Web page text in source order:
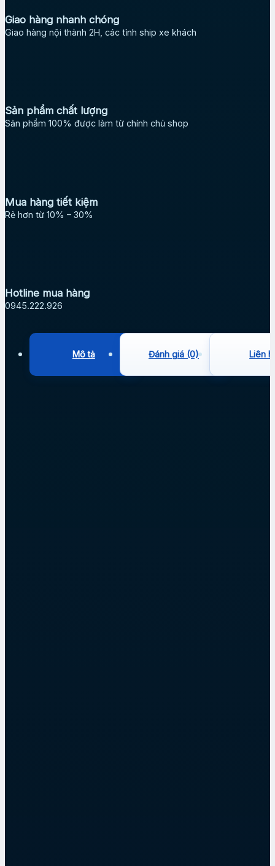
Giao hàng nhanh chóng
Giao hàng nội thành 2H, các tỉnh ship xe khách
Sản phẩm chất lượng
Sản phẩm 100% được làm từ chính chủ shop
Mua hàng tiết kiệm
Rẻ hơn từ 10% – 30%
Hotline mua hàng
0945.222.926
Mô tả Đánh giá (0) Liên